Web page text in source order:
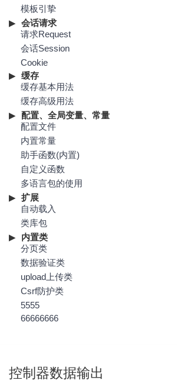
模板引挚
会话请求
请求Request
会话Session
Cookie
缓存
缓存基本用法
缓存高级用法
配置、全局变量、常量
配置文件
内置常量
助手函数(内置)
自定义函数
多语言包的使用
扩展
自动载入
类库包
内置类
分页类
数据验证类
upload上传类
Csrf防护类
5555
66666666
控制器数据输出